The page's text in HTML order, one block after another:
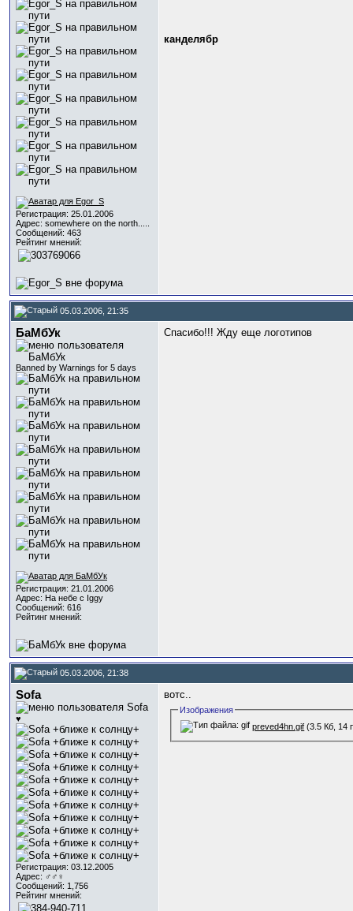
Регистрация: 25.01.2006
Адрес: somewhere on the north.....
Сообщений: 463
Рейтинг мнений:
канделябр
05.03.2006, 21:35
БаМбУк
Banned by Warnings for 5 days
Регистрация: 21.01.2006
Адрес: На небе с Iggy
Сообщений: 616
Рейтинг мнений:
Спасибо!!! Жду еще логотипов
05.03.2006, 21:38
Sofa
♥
Регистрация: 03.12.2005
Адрес: ♂♂♀
Сообщений: 1,756
Рейтинг мнений:
вотс..
Изображения
preved4hn.gif (3.5 Кб, 14